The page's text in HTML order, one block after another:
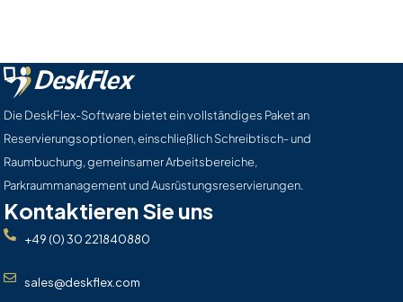
Die DeskFlex-Software bietet ein vollständiges Paket an
Reservierungsoptionen, einschließlich Schreibtisch- und
Raumbuchung, gemeinsamer Arbeitsbereiche,
Parkraummanagement und Ausrüstungsreservierungen.
Kontaktieren Sie uns
+49 (0) 30 221840880
sales@deskflex.com